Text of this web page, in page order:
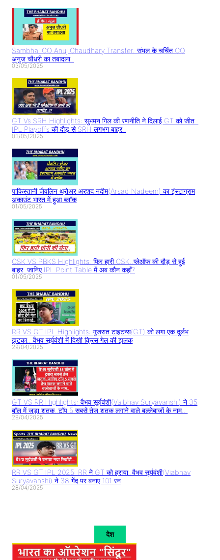
Sambhal CO Anuj Chaudhary Transfer: संभल के चर्चित CO
अनुज चौधरी का तबादला..
03/05/2025
GT Vs SRH Highlights: सुभमन गिल की रणनीति ने दिलाई GT को जीत..
IPL Playoffs की दौड़ से SRH लगभग बाहर..
03/05/2025
पाकिस्तानी जैवलिन थ्रोअर अरशद नदीम(Arsad Nadeem) का इंस्टाग्राम
अकाउंट भारत में हुआ ब्लॉक
01/05/2025
CSK VS PBKS Highlights: फिर हारी CSK..प्लेऑफ की दौड़ से हुई
बाहर..जानिए IPL Point Table में अब कौन कहाँ?
01/05/2025
RR VS GT IPL Highlights: गुजरात टाइटन्स(GT) को लगा एक दुर्लभ
झटका.. वैभव सूर्यवंशी में दिखी क्रिस गेल की झलक
29/04/2025
GT VS RR Highlights: वैभव सूर्यवंशी(Vaibhav Suryavanshi) ने 35
बॉल में जड़ा शतक..टॉप 5 सबसे तेज शतक लगाने वाले बल्लेबाजों के नाम..
29/04/2025
RR VS GT IPL 2025: RR ने GT को हराया..वैभव सूर्यवंशी(Viabhav
Suryavanshi) ने 38 गेंद पर बनाए 101 रन
28/04/2025
देश